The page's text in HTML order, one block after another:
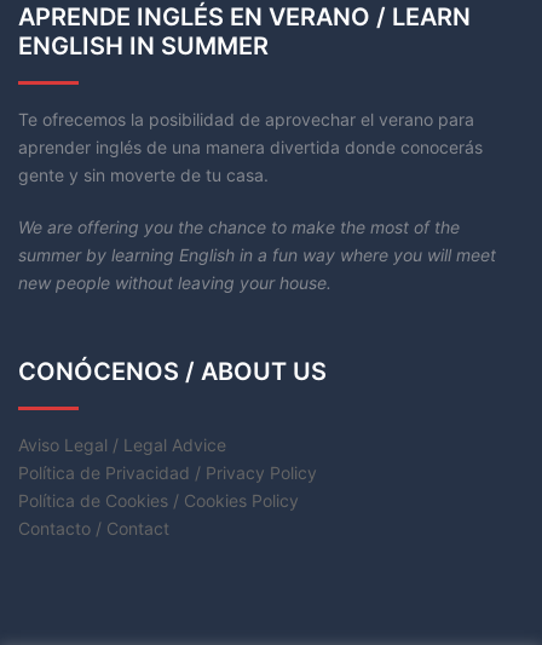
APRENDE INGLÉS EN VERANO / LEARN
ENGLISH IN SUMMER
Te ofrecemos la posibilidad de aprovechar el verano para
aprender inglés de una manera divertida donde conocerás
gente y sin moverte de tu casa.
We are offering you the chance to make the most of the
summer by learning English in a fun way where you will meet
new people without leaving your house.
CONÓCENOS / ABOUT US
Aviso Legal / Legal Advice
Política de Privacidad / Privacy Policy
Política de Cookies / Cookies Policy
Contacto / Contact